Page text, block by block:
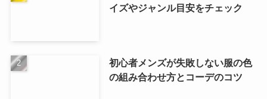
イズやジャンル目安をチェック
初心者メンズが失敗しない服の色
の組み合わせ方とコーデのコツ